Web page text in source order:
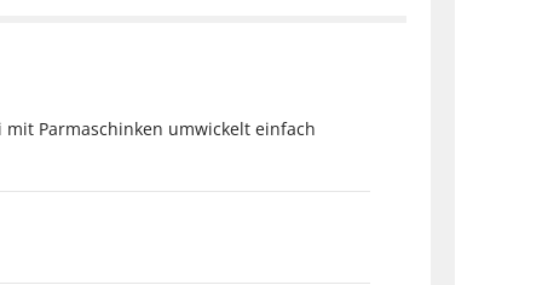
Parmaschinken umwickelt einfach